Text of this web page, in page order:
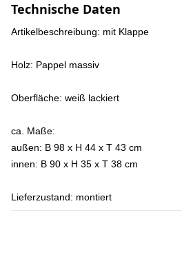
Technische Daten
Artikelbeschreibung: mit Klappe
Holz: Pappel massiv
Oberfläche: weiß lackiert
ca. Maße:
außen: B 98 x H 44 x T 43 cm
innen: B 90 x H 35 x T 38 cm
Lieferzustand: montiert